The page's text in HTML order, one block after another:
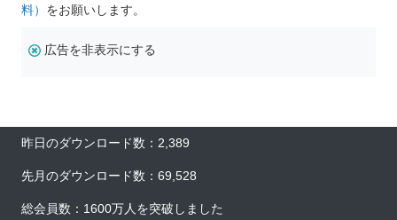
料） をお願いします。
広告を非表示にする
昨日のダウンロード数：2,389
先月のダウンロード数：69,528
総会員数：1600万人を突破しました